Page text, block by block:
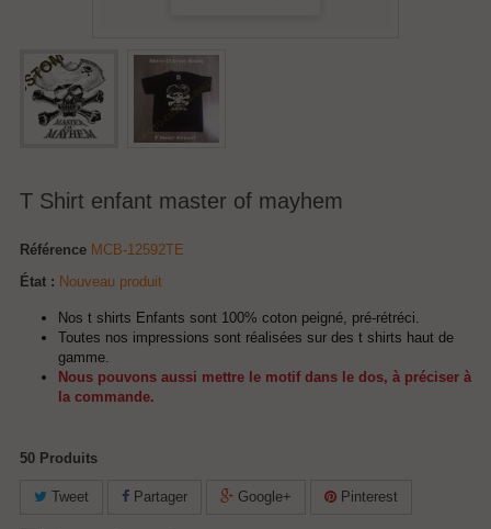
T Shirt enfant master of mayhem
Référence MCB-12592TE
État : Nouveau produit
Nos t shirts Enfants sont 100% coton peigné, pré-rétréci.
Toutes nos impressions sont réalisées sur des t shirts haut de
gamme.
Nous pouvons aussi mettre le motif dans le dos, à préciser à
la commande.
50 Produits
Tweet Partager Google+ Pinterest